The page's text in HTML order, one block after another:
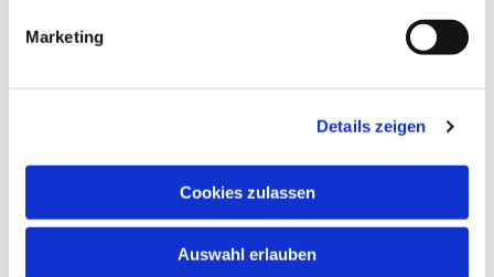
Marketing
Details zeigen
Cookies zulassen
Auswahl erlauben